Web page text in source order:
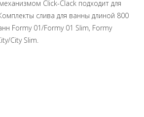
Click-Clack подходит для
слива для ванны длиной 800
Formy 01/Formy 01 Slim, Formy
City Slim.